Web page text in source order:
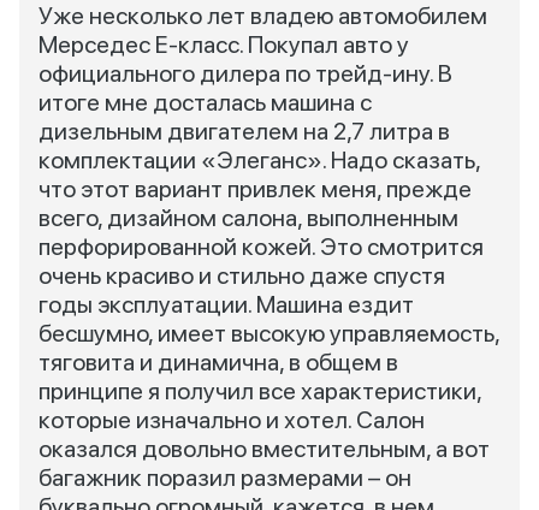
Уже несколько лет владею автомобилем
Мерседес Е-класс. Покупал авто у
официального дилера по трейд-ину. В
итоге мне досталась машина с
дизельным двигателем на 2,7 литра в
комплектации «Элеганс». Надо сказать,
что этот вариант привлек меня, прежде
всего, дизайном салона, выполненным
перфорированной кожей. Это смотрится
очень красиво и стильно даже спустя
годы эксплуатации. Машина ездит
бесшумно, имеет высокую управляемость,
тяговита и динамична, в общем в
принципе я получил все характеристики,
которые изначально и хотел. Салон
оказался довольно вместительным, а вот
багажник поразил размерами – он